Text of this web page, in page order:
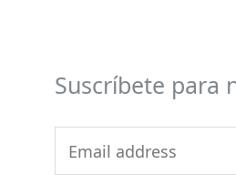
Suscríbete para